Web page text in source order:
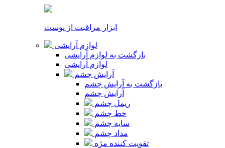
ابزار مراقبت از پوست
لوازم آرایشی
بازگشت به لوازم آرایشی
لوازم آرایشی
آرایش چشم
بازگشت به آرایش چشم
آرایش چشم
ریمل چشم
خط چشم
سایه چشم
مداد چشم
تقویت کننده مژه